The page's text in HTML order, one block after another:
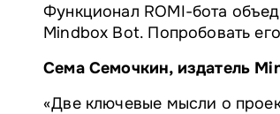
Функционал ROMI-бота
Mindbox Bot. Попробовать
Сема Семочкин, издатель
«Две ключевые мысли о